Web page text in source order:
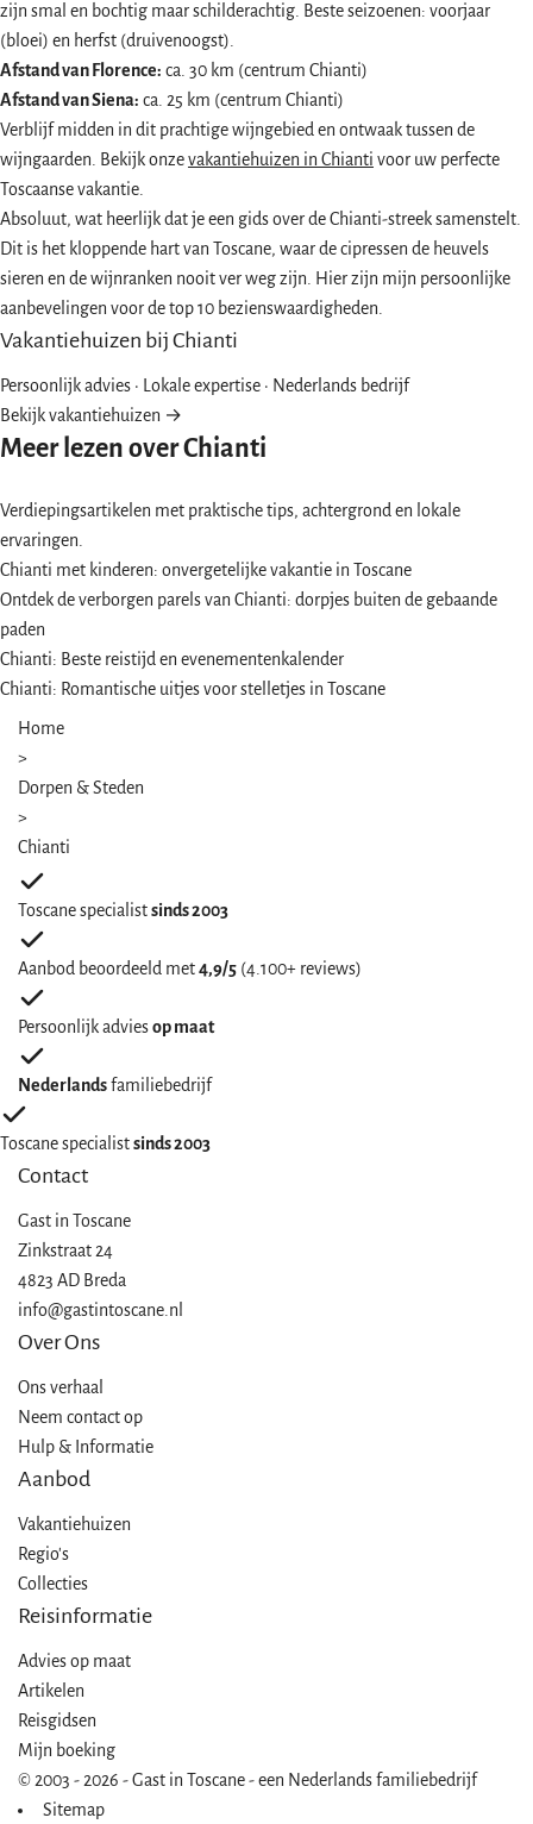
zijn smal en bochtig maar schilderachtig. Beste seizoenen: voorjaar
(bloei) en herfst (druivenoogst).
Afstand van Florence: ca. 30 km (centrum Chianti)
Afstand van Siena: ca. 25 km (centrum Chianti)
Verblijf midden in dit prachtige wijngebied en ontwaak tussen de
wijngaarden. Bekijk onzevakantiehuizen in Chianti voor uw perfecte
Toscaanse vakantie.
Absoluut, wat heerlijk dat je een gids over de Chianti-streek samenstelt.
Dit is het kloppende hart van Toscane, waar de cipressen de heuvels
sieren en de wijnranken nooit ver weg zijn. Hier zijn mijn persoonlijke
aanbevelingen voor de top 10 bezienswaardigheden.
Vakantiehuizen bij Chianti
Persoonlijk advies · Lokale expertise · Nederlands bedrijf
Bekijk vakantiehuizen →
Meer lezen over Chianti
Verdiepingsartikelen met praktische tips, achtergrond en lokale
ervaringen.
Chianti met kinderen: onvergetelijke vakantie in Toscane
Ontdek de verborgen parels van Chianti: dorpjes buiten de gebaande
paden
Chianti: Beste reistijd en evenementenkalender
Chianti: Romantische uitjes voor stelletjes in Toscane
Home
>
Dorpen & Steden
>
Chianti
Toscane specialistsinds 2003
Aanbod beoordeeld met4,9/5 (4.100+ reviews)
Persoonlijk adviesop maat
Nederlandsfamiliebedrijf
Toscane specialistsinds 2003
Contact
Gast in Toscane
Zinkstraat 24
4823 AD Breda
info@gastintoscane.nl
Over Ons
Ons verhaal
Neem contact op
Hulp & Informatie
Aanbod
Vakantiehuizen
Regio's
Collecties
Reisinformatie
Advies op maat
Artikelen
Reisgidsen
Mijn boeking
© 2003 - 2026 - Gast in Toscane - een Nederlands familiebedrijf
Sitemap